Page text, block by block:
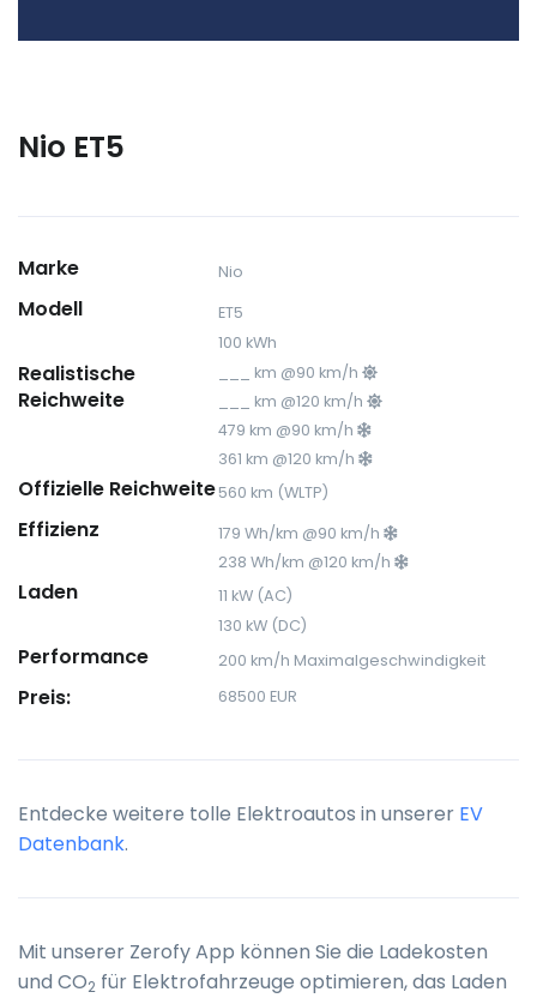
Nio ET5
Marke Nio
Modell
ET5
100 kWh
Realistische
Reichweite
___ km @90 km/h
___ km @120 km/h
479 km @90 km/h
361 km @120 km/h
Offizielle Reichweite560 km (WLTP)
Effizienz
179 Wh/km @90 km/h
238 Wh/km @120 km/h
Laden
11 kW (AC)
130 kW (DC)
Performance 200 km/h Maximalgeschwindigkeit
Preis: 68500 EUR
Entdecke weitere tolle Elektroautos in unserer EV
Datenbank.
Mit unserer Zerofy App können Sie die Ladekosten
und CO2 für Elektrofahrzeuge optimieren, das Laden